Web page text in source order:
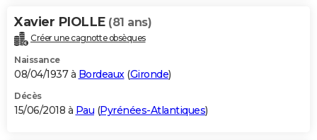
Xavier PIOLLE (81 ans)
Créer une cagnotte obsèques
Naissance
08/04/1937 à Bordeaux(Gironde)
Décès
15/06/2018 à Pau (Pyrénées-Atlantiques)